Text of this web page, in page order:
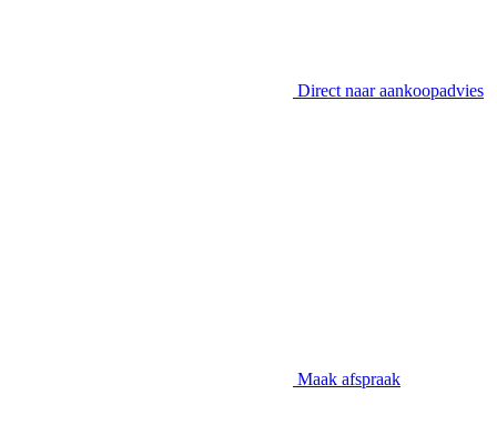
Direct naar aankoopadvies
Maak afspraak